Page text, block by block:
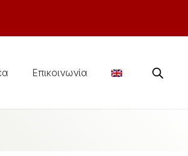
Επικοινωνία